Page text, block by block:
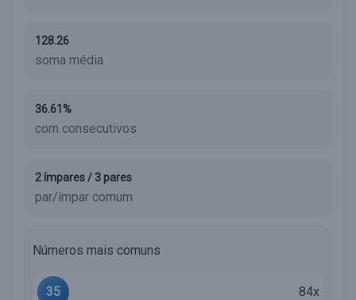
128.26
soma média
36.61%
com consecutivos
2 ímpares / 3 pares
par/ímpar comum
Números mais comuns
35 84x